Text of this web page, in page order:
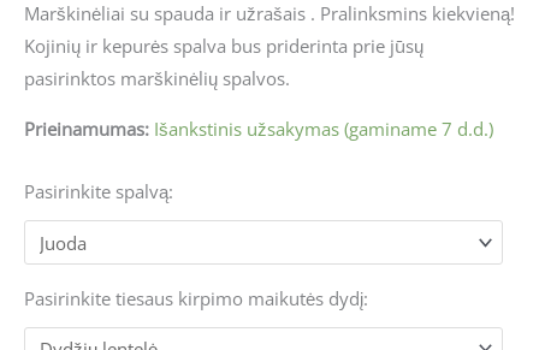
Marškinėliai su spauda ir užrašais . Pralinksmins kiekvieną!
Kojinių ir kepurės spalva bus priderinta prie jūsų
pasirinktos marškinėlių spalvos.
Prieinamumas: Išankstinis užsakymas (gaminame 7 d.d.)
Pasirinkite spalvą:
Pasirinkite tiesaus kirpimo maikutės dydį: